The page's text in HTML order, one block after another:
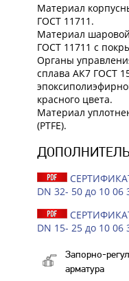
Материал
ГОСТ 11711.
Материал
ГОСТ 11711 с
Органы
сплава АК7 ГОСТ
красного цвета.
Материал
(PTFE).
DN 32- 50 до 10 06
DN 15- 25 до 10 06
Запорно-
арматура